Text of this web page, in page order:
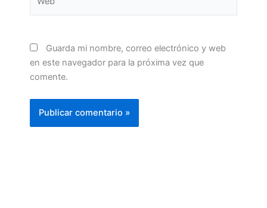
Guarda mi nombre, correo electrónico y web
en este navegador para la próxima vez que
comente.